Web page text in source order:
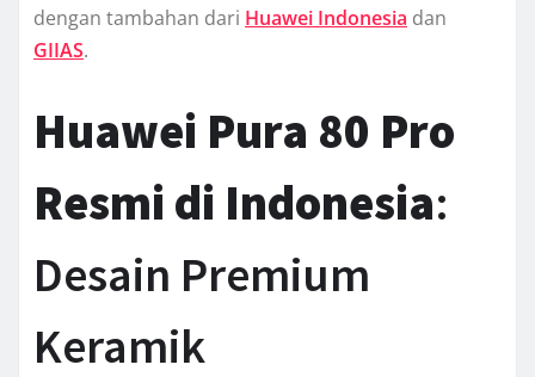
dengan tambahan dari Huawei Indonesia dan
GIIAS.
Huawei Pura 80 Pro
Resmi di Indonesia:
Desain Premium
Keramik